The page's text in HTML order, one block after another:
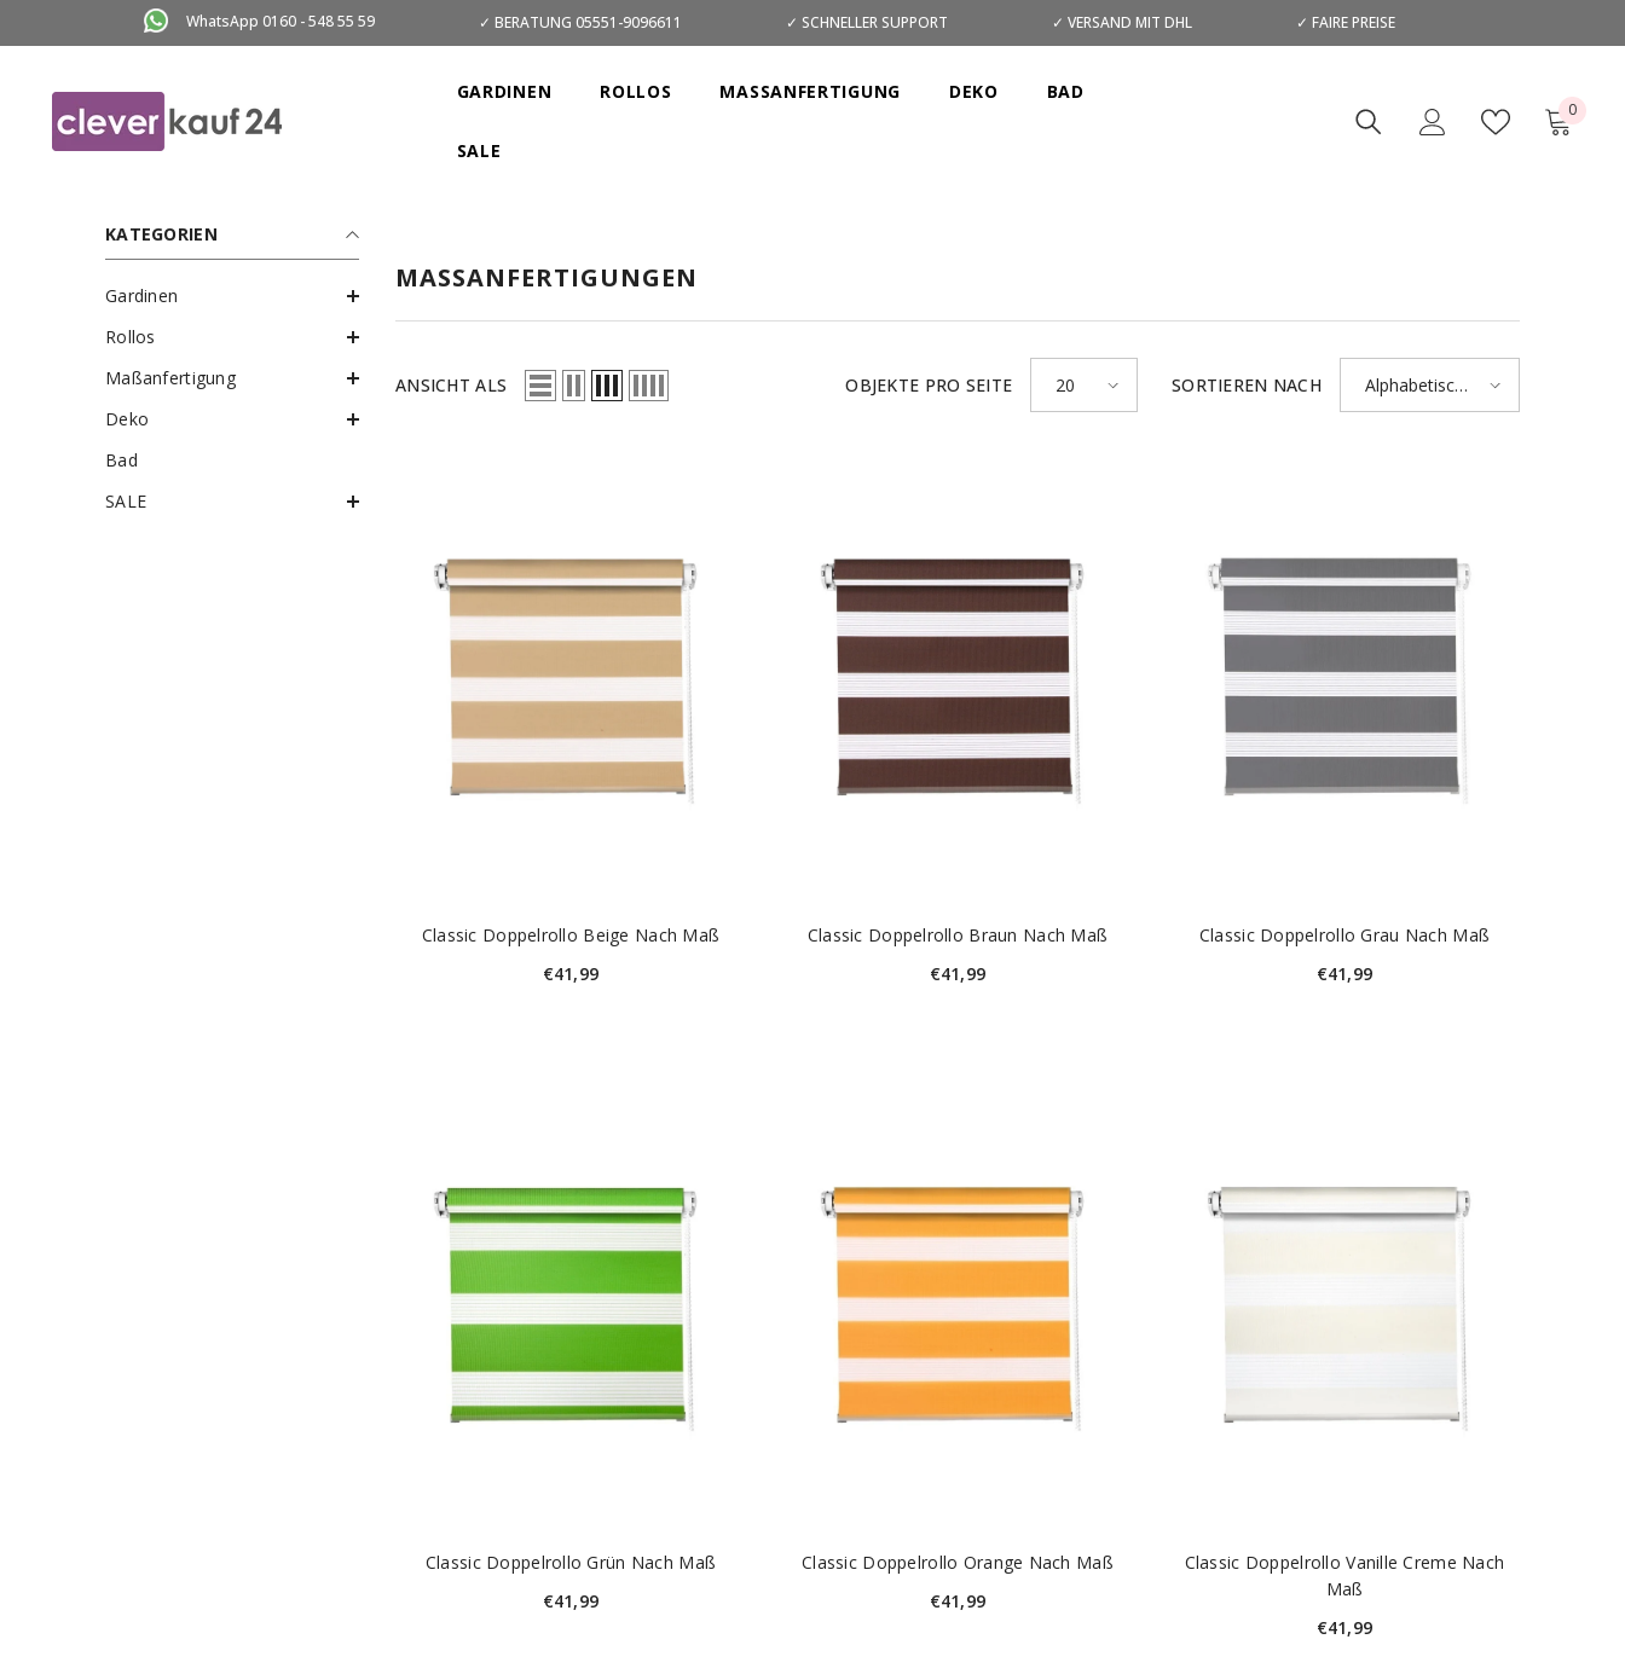
WhatsApp 0160 - 548 55 59 ✓ BERATUNG 05551-9096611 ✓ SCHNELLER SUPPORT ✓ VERSAND MIT DHL ✓ FAIRE PREISE
GARDINEN ROLLOS MASSANFERTIGUNG DEKO BAD
SALE
00
KATEGORIEN
Gardinen
Rollos
Maßanfertigung
Deko
Bad
SALE
MASSANFERTIGUNGEN
ANSICHT ALS OBJEKTE PRO SEITE 20 SORTIEREN NACH
Alphabetisch,
A-Z
Classic Doppelrollo Beige Nach Maß
€41,99
Classic Doppelrollo Braun Nach Maß
€41,99
Classic Doppelrollo Grau Nach Maß
€41,99
Classic Doppelrollo Grün Nach Maß
€41,99
Classic Doppelrollo Orange Nach Maß
€41,99
Classic Doppelrollo Vanille Creme Nach
Maß
€41,99